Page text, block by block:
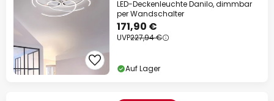
LED-Deckenleuchte Danilo, dimmbar
per Wandschalter
171,90 €
UVP227,94 €
Auf Lager